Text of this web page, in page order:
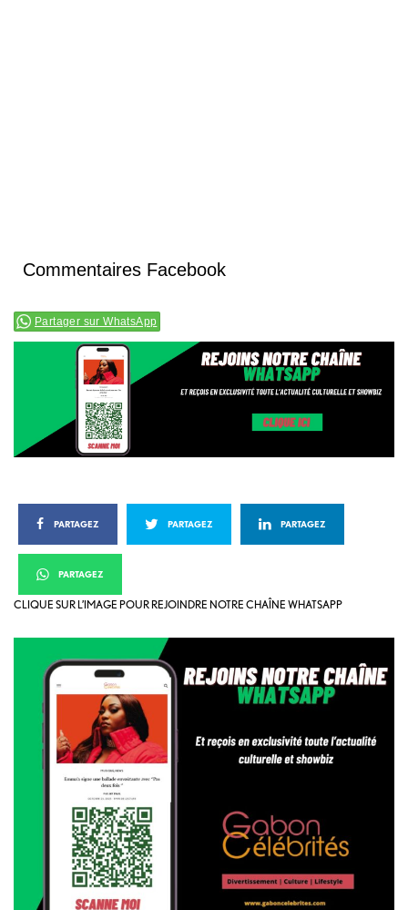
Commentaires Facebook
Partager sur WhatsApp
PARTAGEZ PARTAGEZ PARTAGEZ
PARTAGEZ
CLIQUE SUR L’IMAGE POUR REJOINDRE NOTRE CHAÎNE WHATSAPP